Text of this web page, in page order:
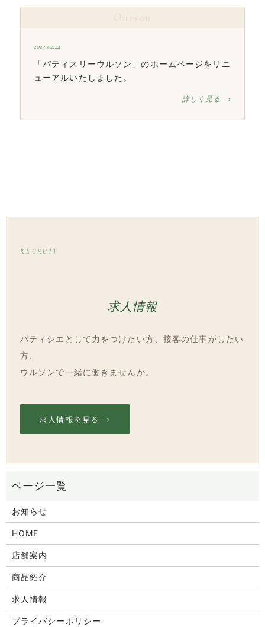
Ourson
2023.02.24
「パティスリーウルソン」のホームページをリニ
ューアルいたしました。
詳しく見る →
RECRUIT
求人情報
パティシエとして力をつけたい方、接客の仕事がしたい
方、
ウルソンで一緒に働きませんか。
求人情報を見る →
お知らせ
HOME
店舗案内
商品紹介
求人情報
プライバシーポリシー